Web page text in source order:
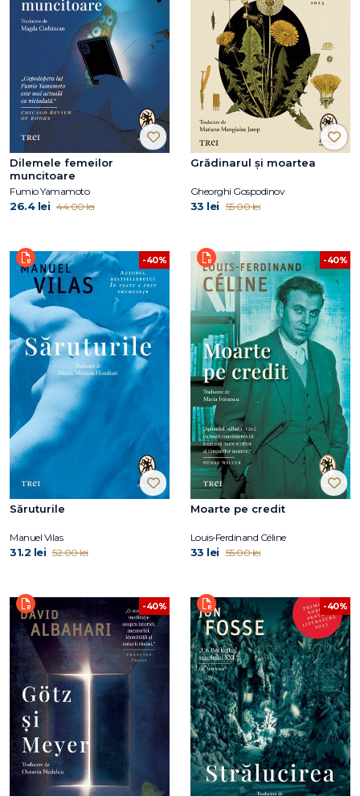
Dilemele femeilor
muncitoare
Fumio Yamamoto
26.4 lei 44.00 lei
Grădinarul și moartea
Gheorghi Gospodinov
33 lei 55.00 lei
-40%
Săruturile
Manuel Vilas
31.2 lei 52.00 lei
-40%
Moarte pe credit
Louis‑Ferdinand Céline
33 lei 55.00 lei
-40% -40%